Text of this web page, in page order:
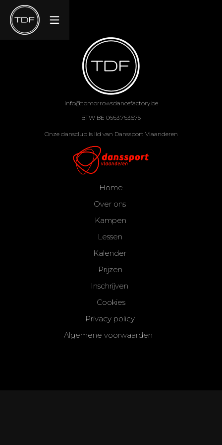
info@tomorrowsdancefactory.be
BTW BE 0663.763.575
Onze dansclub is lid van Danssport Vlaanderen
Home
Over ons
Kampen
Lessen
Kalender
Prijzen
Inschrijven
Cookies
Privacy policy
Algemene voorwaarden